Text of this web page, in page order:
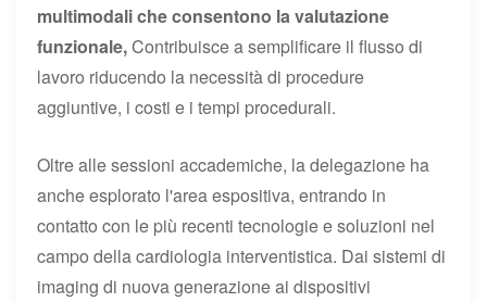
multimodali che consentono la valutazione
funzionale,Contribuisce a semplificare il flusso di
lavoro riducendo la necessità di procedure
aggiuntive, i costi e i tempi procedurali.
Oltre alle sessioni accademiche, la delegazione ha
anche esplorato l'area espositiva, entrando in
contatto con le più recenti tecnologie e soluzioni nel
campo della cardiologia interventistica. Dai sistemi di
imaging di nuova generazione ai dispositivi